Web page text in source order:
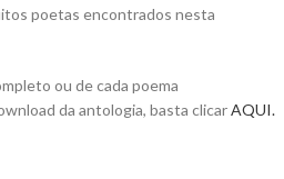
poetas encontrados nesta
ou de cada poema
da antologia, basta clicarAQUI.